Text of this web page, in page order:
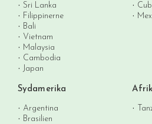
Sri Lanka
Filippinerne
Bali
Vietnam
Malaysia
Cambodia
Japan
Sydamerika
Argentina
Brasilien